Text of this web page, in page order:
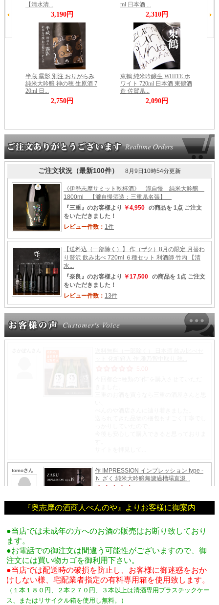
『奥志摩の酒商人べんのや』よりお客様に御案内
●当店では未成年の方へのお酒の販売はお断り致しており
ます。
●お電話での御注文は間違う可能性がございますので、御
注文には買い物カゴを御利用下さい。
●当店では配送時の破損を防止し、お客様に御迷惑をおか
けしない様、宅配業者指定の有料専用箱を使用致します。
（１本１８０円、２本２７０円、３本以上は清酒専用プラスチックケー
ス、またはリサイクル箱を使用し無料。
）